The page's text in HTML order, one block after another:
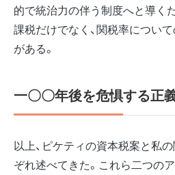
的で統治力の伴う制度へと導く
課税だけでなく、関税率につい
がある。
一〇〇年後を危惧する正
以上、ピケティの資本税案と私
ぞれ述べてきた。これら二つの